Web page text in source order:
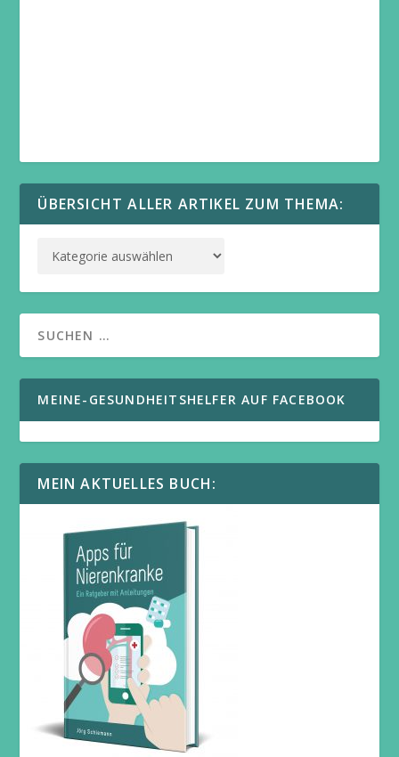
ÜBERSICHT ALLER ARTIKEL ZUM THEMA:
MEINE-GESUNDHEITSHELFER AUF FACEBOOK
MEIN AKTUELLES BUCH: